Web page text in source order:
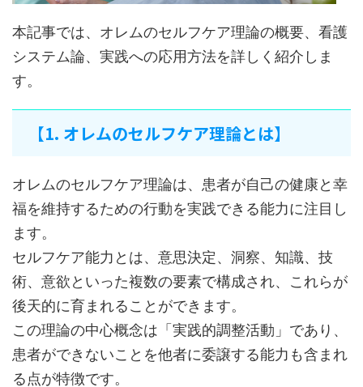
本記事では、オレムのセルフケア理論の概要、看護
システム論、実践への応用方法を詳しく紹介しま
す。
【1. オレムのセルフケア理論とは】
オレムのセルフケア理論は、患者が自己の健康と幸
福を維持するための行動を実践できる能力に注目し
ます。
セルフケア能力とは、意思決定、洞察、知識、技
術、意欲といった複数の要素で構成され、これらが
後天的に育まれることができます。
この理論の中心概念は「実践的調整活動」であり、
患者ができないことを他者に委譲する能力も含まれ
る点が特徴です。